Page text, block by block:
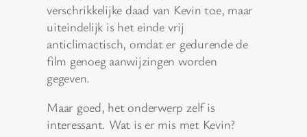
verschrikkelijke daad van Kevin toe, maar
uiteindelijk is het einde vrij
anticlimactisch, omdat er gedurende de
film genoeg aanwijzingen worden
gegeven.
Maar goed, het onderwerp zelf is
interessant. Wat is er mis met Kevin?